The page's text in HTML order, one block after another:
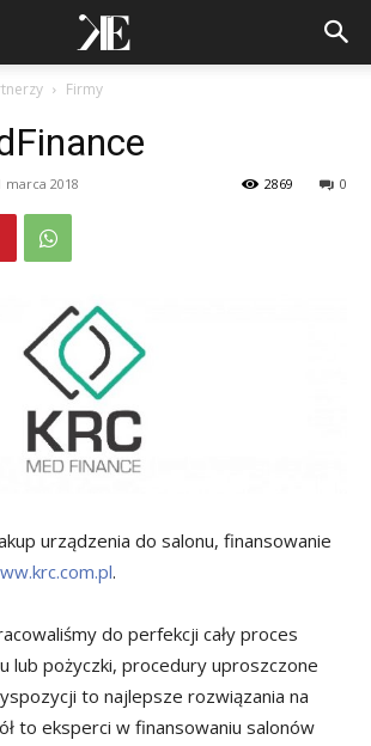
Firmy
marca 2018 0
2869
urządzenia do salonu, finansowanie
.
do perfekcji cały proces
lub pożyczki, procedury uproszczone
to najlepsze rozwiązania na
to eksperci w finansowaniu salonów